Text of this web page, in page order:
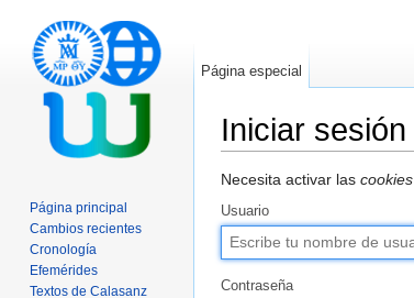
Iniciar sesión
Necesita activar las cookies
Usuario
Contraseña
Página especial
Página principal
Cambios recientes
Cronología
Efemérides
Textos de Calasanz